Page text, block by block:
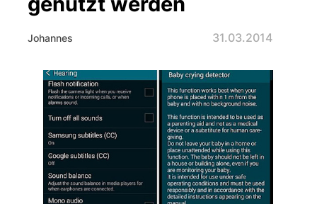
Johannes 31.03.2014